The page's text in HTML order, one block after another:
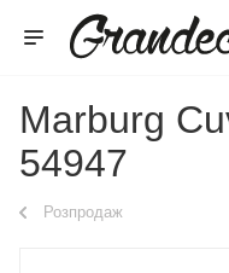
Marburg
54947
Розпродаж